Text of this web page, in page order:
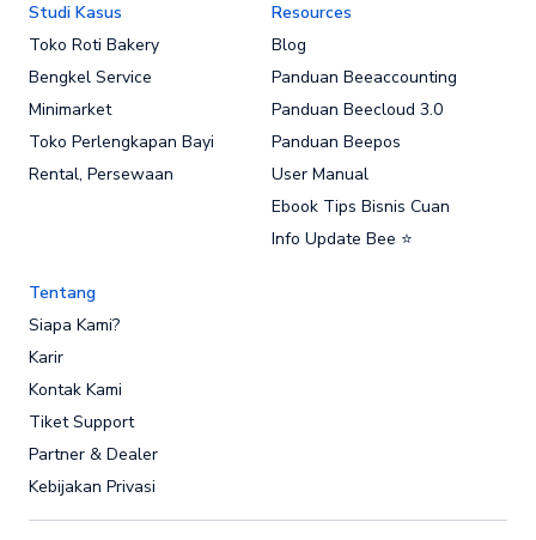
Studi Kasus
Toko Roti Bakery
Bengkel Service
Minimarket
Toko Perlengkapan Bayi
Rental, Persewaan
Resources
Blog
Panduan Beeaccounting
Panduan Beecloud 3.0
Panduan Beepos
User Manual
Ebook Tips Bisnis Cuan
Info Update Bee ⭐
Tentang
Siapa Kami?
Karir
Kontak Kami
Tiket Support
Partner & Dealer
Kebijakan Privasi